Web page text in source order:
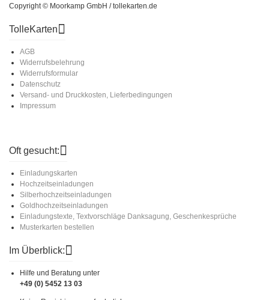
Copyright © Moorkamp GmbH / tollekarten.de
TolleKarten
AGB
Widerrufsbelehrung
Widerrufsformular
Datenschutz
Versand- und Druckkosten, Lieferbedingungen
Impressum
Oft gesucht:
Einladungskarten
Hochzeitseinladungen
Silberhochzeitseinladungen
Goldhochzeitseinladungen
Einladungstexte, Textvorschläge Danksagung, Geschenkesprüche
Musterkarten bestellen
Im Überblick:
Hilfe und Beratung unter
+49 (0) 5452 13 03